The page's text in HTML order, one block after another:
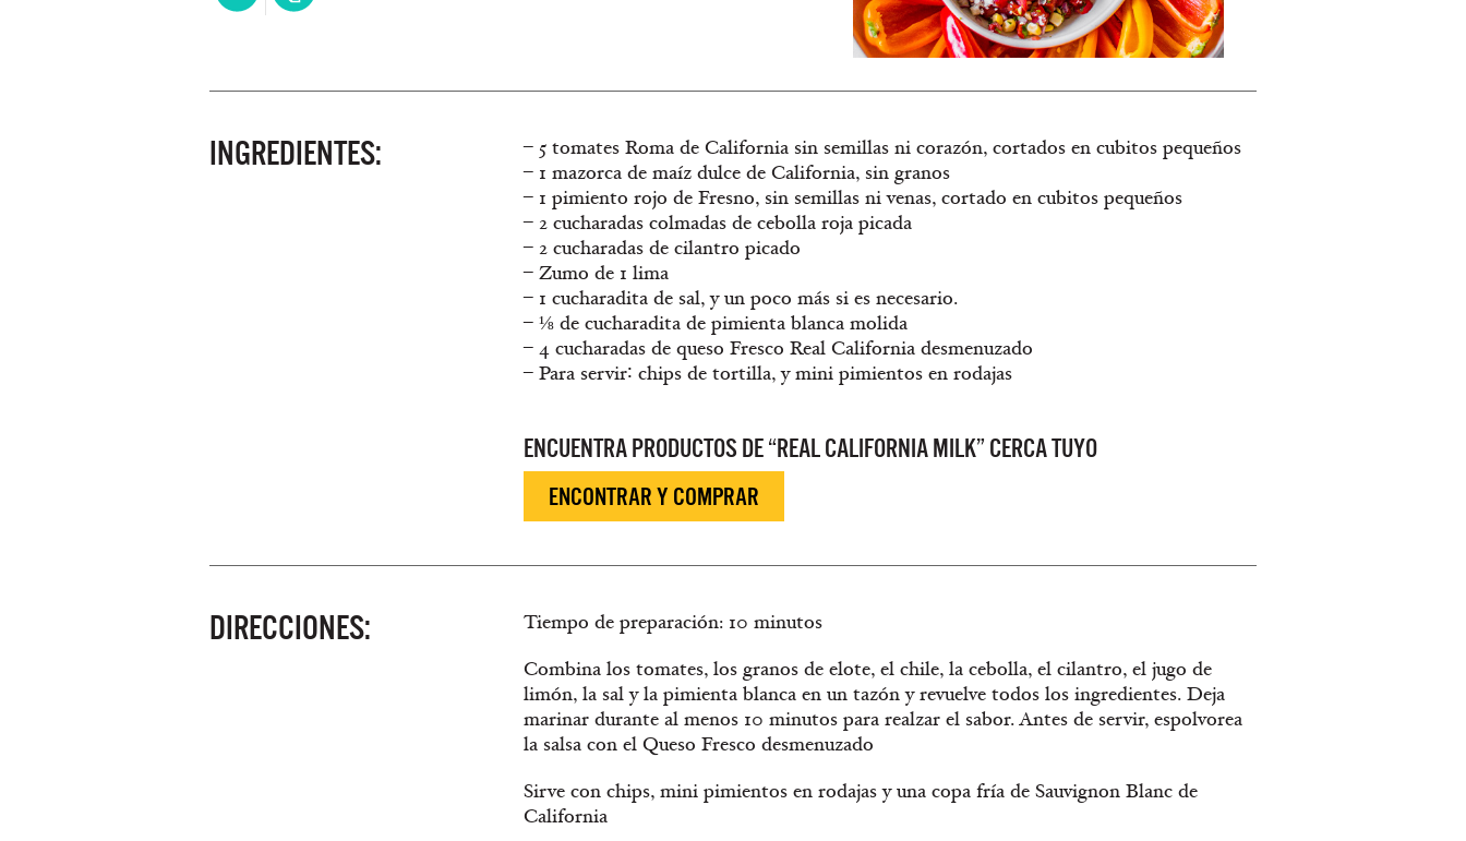
INGREDIENTES:
– 5 tomates Roma de California sin semillas ni corazón, cortados en cubitos pequeños
– 1 mazorca de maíz dulce de California, sin granos
– 1 pimiento rojo de Fresno, sin semillas ni venas, cortado en cubitos pequeños
– 2 cucharadas colmadas de cebolla roja picada
– 2 cucharadas de cilantro picado
– Zumo de 1 lima
– 1 cucharadita de sal, y un poco más si es necesario.
– ⅛ de cucharadita de pimienta blanca molida
– 4 cucharadas de queso Fresco Real California desmenuzado
– Para servir∶ chips de tortilla, y mini pimientos en rodajas
ENCUENTRA PRODUCTOS DE “REAL CALIFORNIA MILK” CERCA TUYO
ENCONTRAR Y COMPRAR
DIRECCIONES:
Tiempo de preparación: 10 minutos
Combina los tomates, los granos de elote, el chile, la cebolla, el cilantro, el jugo de
limón, la sal y la pimienta blanca en un tazón y revuelve todos los ingredientes. Deja
marinar durante al menos 10 minutos para realzar el sabor. Antes de servir, espolvorea
la salsa con el Queso Fresco desmenuzado
Sirve con chips, mini pimientos en rodajas y una copa fría de Sauvignon Blanc de
California